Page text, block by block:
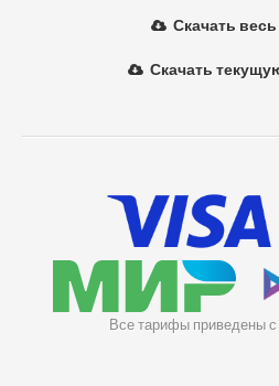
Скачать
Скачать
Все тарифы приведены